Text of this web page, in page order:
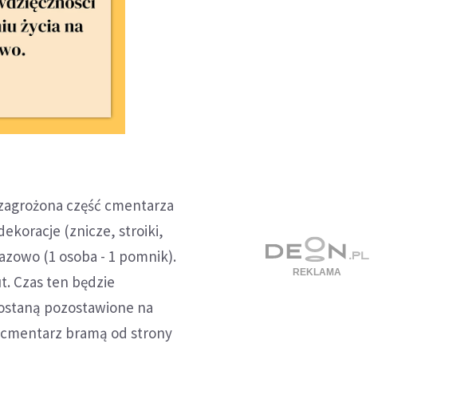
część cmentarza
(znicze, stroiki,
(1 osoba - 1 pomnik).
Czas ten będzie
pozostawione na
bramą od strony